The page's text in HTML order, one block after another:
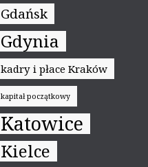
Gdańsk
Gdynia
kadry i płace Kraków
kapitał początkowy
Katowice
Kielce